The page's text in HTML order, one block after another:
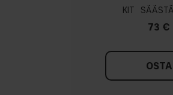
KIT
73 €
OSTA